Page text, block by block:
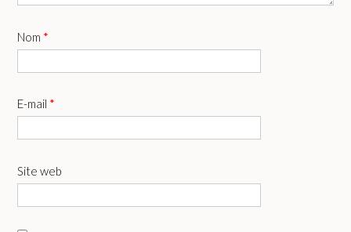
Nom *
E-mail *
Site web